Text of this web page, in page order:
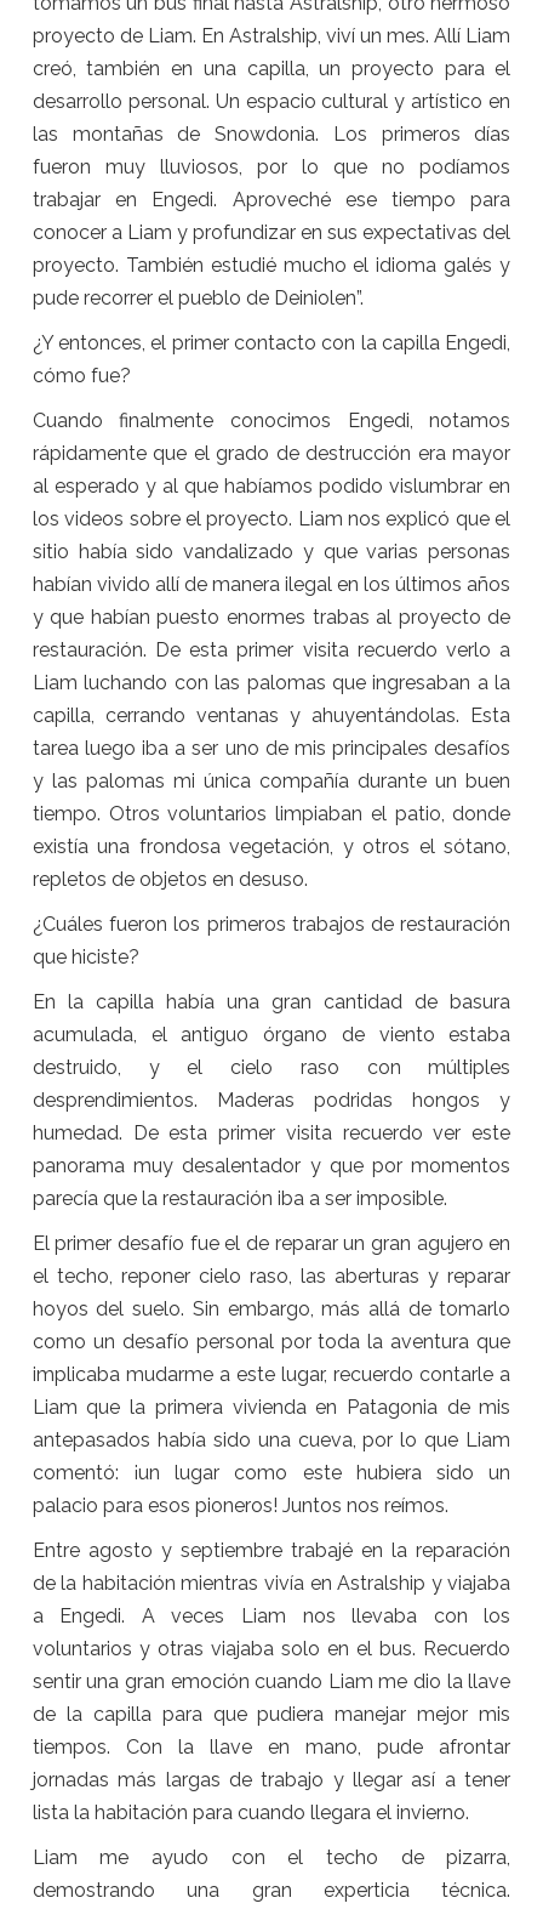
proyecto de Liam. En Astralship, viví un mes. Allí Liam
creó, también en una capilla, un proyecto para el
desarrollo personal. Un espacio cultural y artístico en
las montañas de Snowdonia. Los primeros días
fueron muy lluviosos, por lo que no podíamos
trabajar en Engedi. Aproveché ese tiempo para
conocer a Liam y profundizar en sus expectativas del
proyecto. También estudié mucho el idioma galés y
pude recorrer el pueblo de Deiniolen”.
¿Y entonces, el primer contacto con la capilla Engedi,
cómo fue?
Cuando finalmente conocimos Engedi, notamos
rápidamente que el grado de destrucción era mayor
al esperado y al que habíamos podido vislumbrar en
los videos sobre el proyecto. Liam nos explicó que el
sitio había sido vandalizado y que varias personas
habían vivido allí de manera ilegal en los últimos años
y que habían puesto enormes trabas al proyecto de
restauración. De esta primer visita recuerdo verlo a
Liam luchando con las palomas que ingresaban a la
capilla, cerrando ventanas y ahuyentándolas. Esta
tarea luego iba a ser uno de mis principales desafíos
y las palomas mi única compañía durante un buen
tiempo. Otros voluntarios limpiaban el patio, donde
existía una frondosa vegetación, y otros el sótano,
repletos de objetos en desuso.
¿Cuáles fueron los primeros trabajos de restauración
que hiciste?
En la capilla había una gran cantidad de basura
acumulada, el antiguo órgano de viento estaba
destruido, y el cielo raso con múltiples
desprendimientos. Maderas podridas hongos y
humedad. De esta primer visita recuerdo ver este
panorama muy desalentador y que por momentos
parecía que la restauración iba a ser imposible.
El primer desafío fue el de reparar un gran agujero en
el techo, reponer cielo raso, las aberturas y reparar
hoyos del suelo. Sin embargo, más allá de tomarlo
como un desafío personal por toda la aventura que
implicaba mudarme a este lugar, recuerdo contarle a
Liam que la primera vivienda en Patagonia de mis
antepasados había sido una cueva, por lo que Liam
comentó: ¡un lugar como este hubiera sido un
palacio para esos pioneros! Juntos nos reímos.
Entre agosto y septiembre trabajé en la reparación
de la habitación mientras vivía en Astralship y viajaba
a Engedi. A veces Liam nos llevaba con los
voluntarios y otras viajaba solo en el bus. Recuerdo
sentir una gran emoción cuando Liam me dio la llave
de la capilla para que pudiera manejar mejor mis
tiempos. Con la llave en mano, pude afrontar
jornadas más largas de trabajo y llegar así a tener
lista la habitación para cuando llegara el invierno.
Liam me ayudo con el techo de pizarra,
demostrando una gran experticia técnica.